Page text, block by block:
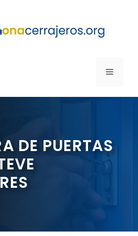
MENÚ
DE PUERTAS